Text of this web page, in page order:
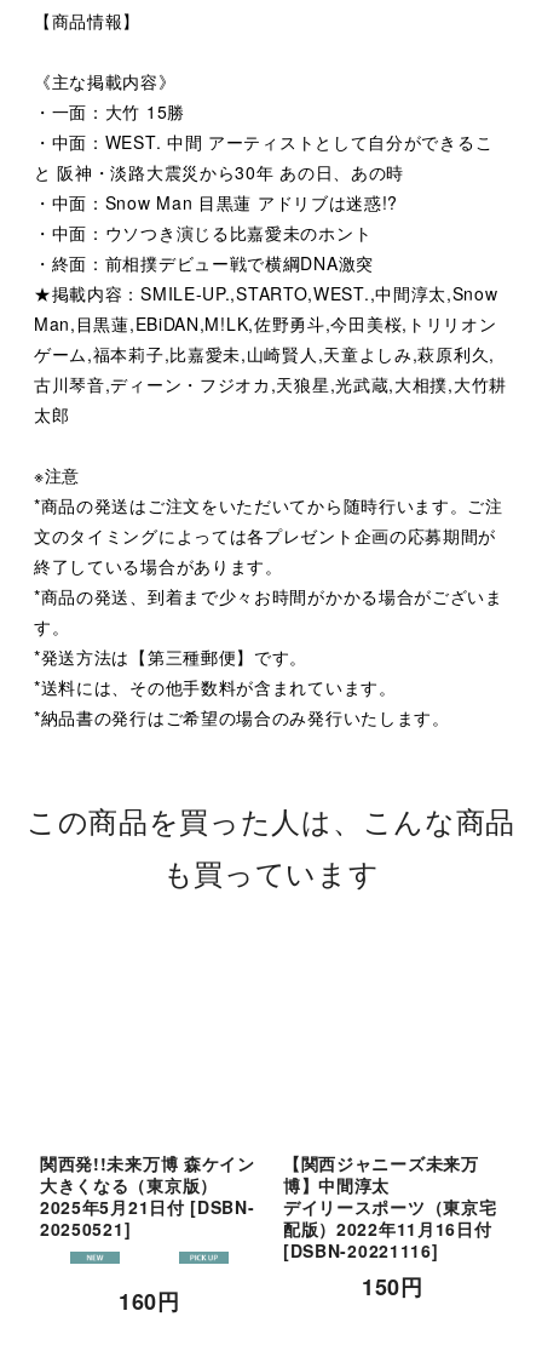
【商品情報】
《主な掲載内容》
・一面：大竹 15勝
・中面：WEST. 中間 アーティストとして自分ができるこ
と 阪神・淡路大震災から30年 あの日、あの時
・中面：Snow Man 目黒蓮 アドリブは迷惑!?
・中面：ウソつき演じる比嘉愛未のホント
・終面：前相撲デビュー戦で横綱DNA激突
★掲載内容：SMILE-UP.,STARTO,WEST.,中間淳太,Snow
Man,目黒蓮,EBiDAN,M!LK,佐野勇斗,今田美桜,トリリオン
ゲーム,福本莉子,比嘉愛未,山崎賢人,天童よしみ,萩原利久,
古川琴音,ディーン・フジオカ,天狼星,光武蔵,大相撲,大竹耕
太郎
※注意
*商品の発送はご注文をいただいてから随時行います。ご注
文のタイミングによっては各プレゼント企画の応募期間が
終了している場合があります。
*商品の発送、到着まで少々お時間がかかる場合がございま
す。
*発送方法は【第三種郵便】です。
*送料には、その他手数料が含まれています。
*納品書の発行はご希望の場合のみ発行いたします。
この商品を買った人は、こんな商品
も買っています
関西発!!未来万博 森ケイン
大きくなる（東京版）
2025年5月21日付 [DSBN-
20250521]
160円
【関西ジャニーズ未来万
博】中間淳太
デイリースポーツ（東京宅
配版）2022年11月16日付
[DSBN-20221116]
150円